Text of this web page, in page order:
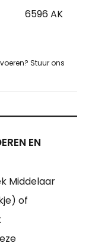
6596 AK
Stuur ons
EN
Middelaar
of